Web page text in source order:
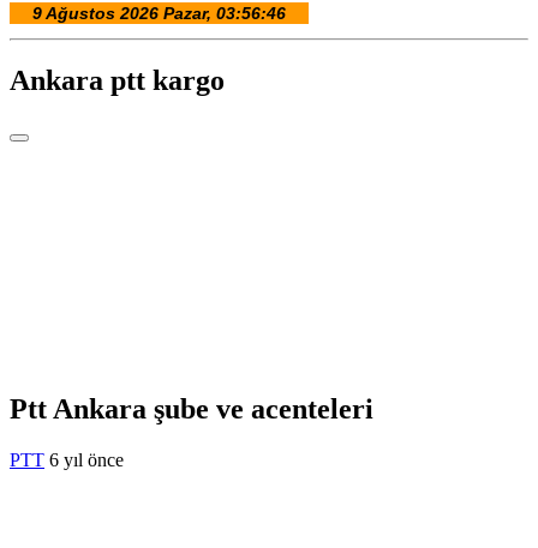
Ankara ptt kargo
Ptt Ankara şube ve acenteleri
PTT 6 yıl önce